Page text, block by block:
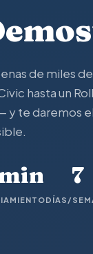
de miles
hasta un
y te daremos
7
DÍAS/